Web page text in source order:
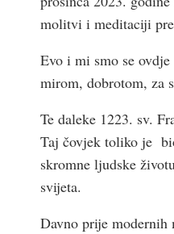
molitvi i meditaciji
Evo i mi smo se
mirom, dobrotom, za
Te daleke 1223. sv.
Taj čovjek toliko je
skromne ljudske
svijeta.
Davno prije